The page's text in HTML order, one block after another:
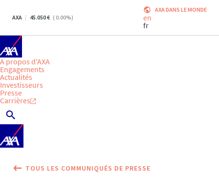
AXA 45.050 ( 0.00%)
AXA DANS LE MONDE
en
fr
A propos d'AXA
Engagements
Actualités
Investisseurs
Presse
Carrières
TOUS LES COMMUNIQUÉS DE PRESSE